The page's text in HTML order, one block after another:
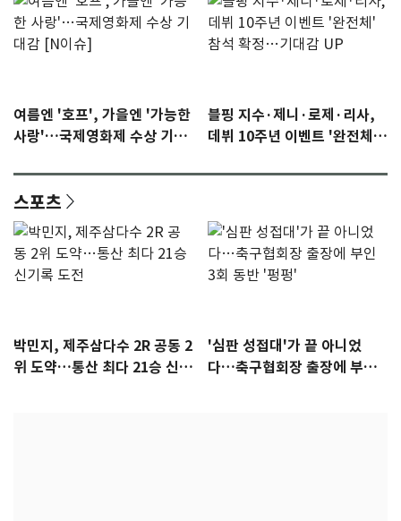
여름엔 '호프', 가을엔 '가능한
사랑'…국제영화제 수상 기대
블핑 지수·제니·로제·리사,
데뷔 10주년 이벤트 '완전체'
스포츠
박민지, 제주삼다수 2R 공동 2
위 도약…통산 최다 21승 신기
'심판 성접대'가 끝 아니었
다…축구협회장 출장에 부인